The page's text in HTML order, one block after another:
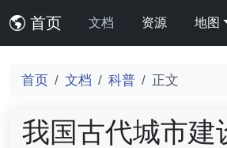
首页 文档 资源 地图
首页 文档 科普 正文
我国古代城市建